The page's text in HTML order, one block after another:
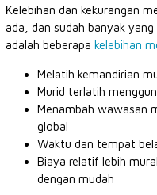
Kelebihan dan kekurangan
ada, dan sudah banyak
adalah beberapa kelebihan
Melatih kemandirian
Murid terlatih
Menambah wawasan
global
Waktu dan tempat
Biaya relatif lebih
dengan mudah